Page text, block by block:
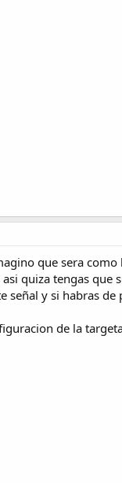
que sera
quiza tengas que
señal y si habras
de la